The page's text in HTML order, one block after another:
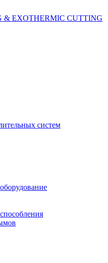
& EXOTHERMIC CUTTING
систем